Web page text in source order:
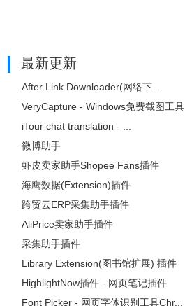
最新更新
After Link Downloader(网络下...
VeryCapture - Windows免费截图工具
iTour chat translation - ...
微博助手
虾皮卖家助手Shopee Fans插件
海鹰数据(Extension)插件
跨贸云ERP采集助手插件
AliPrice卖家助手插件
采集助手插件
Library Extension(图书馆扩展) 插件
HighlightNow插件 - 网页笔记插件
Font Picker - 网页字体识别工具Chr...